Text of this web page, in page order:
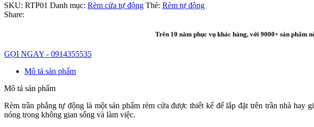
SKU: RTP01 Danh mục: Rèm cửa tự động Thẻ: Rèm tự động
Share:
Trên 10 năm phục vụ khác hàng, với 9000+ sản
GỌI NGAY - 0914355535
Mô tả sản phẩm
Mô tả sản phẩm
Rèm trần phẳng tự động là một sản phẩm rèm cửa được thiết kế để lắp đặt trên trần nhà
nóng trong không gian sống và làm việc.